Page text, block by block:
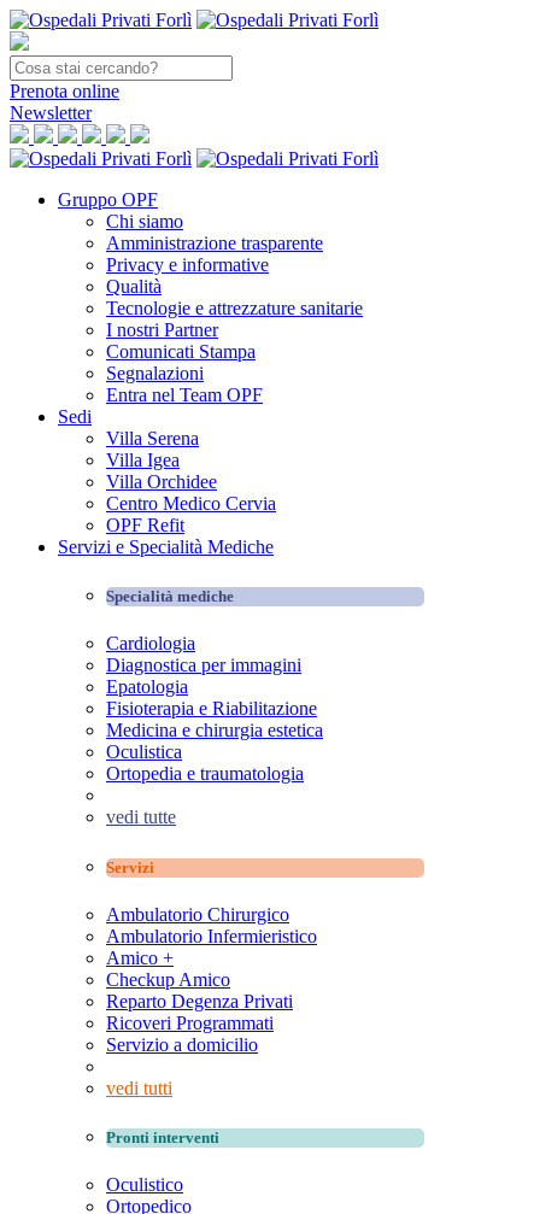
Prenota online
Newsletter
Gruppo OPF
Chi siamo
Amministrazione trasparente
Privacy e informative
Qualità
Tecnologie e attrezzature sanitarie
I nostri Partner
Comunicati Stampa
Segnalazioni
Entra nel Team OPF
Sedi
Villa Serena
Villa Igea
Villa Orchidee
Centro Medico Cervia
OPF Refit
Servizi e Specialità Mediche
Specialità mediche
Cardiologia
Diagnostica per immagini
Epatologia
Fisioterapia e Riabilitazione
Medicina e chirurgia estetica
Oculistica
Ortopedia e traumatologia
vedi tutte
Servizi
Ambulatorio Chirurgico
Ambulatorio Infermieristico
Amico +
Checkup Amico
Reparto Degenza Privati
Ricoveri Programmati
Servizio a domicilio
vedi tutti
Pronti interventi
Oculistico
Ortopedico